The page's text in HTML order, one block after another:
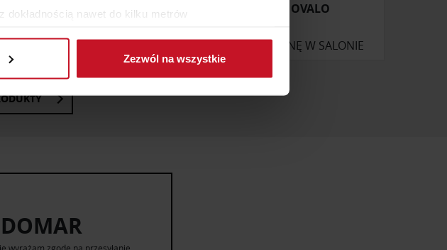
nawet do kilku metrów
oraz ustaw własne preferencje w
oferować funkcje społecznościowe i analizować
Zezwól na wszystkie
TAPICEROWANE DZIECIĘCE
ZAPYTAJ O CENĘ W SALONIE
ŁÓŻKO OVALO
ZAPYTAJ O CENĘ W SALONIE